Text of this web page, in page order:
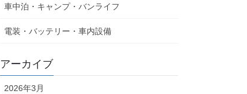
車中泊・キャンプ・バンライフ
電装・バッテリー・車内設備
アーカイブ
2026年3月